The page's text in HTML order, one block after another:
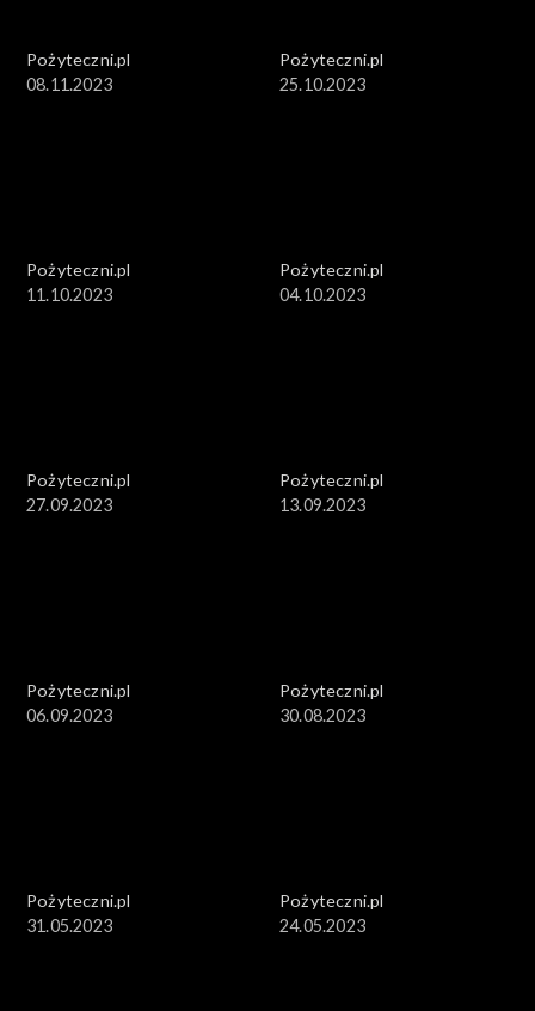
Pożyteczni.pl
08.11.2023
Pożyteczni.pl
25.10.2023
Pożyteczni.pl
11.10.2023
Pożyteczni.pl
04.10.2023
Pożyteczni.pl
27.09.2023
Pożyteczni.pl
13.09.2023
Pożyteczni.pl
06.09.2023
Pożyteczni.pl
30.08.2023
Pożyteczni.pl
31.05.2023
Pożyteczni.pl
24.05.2023